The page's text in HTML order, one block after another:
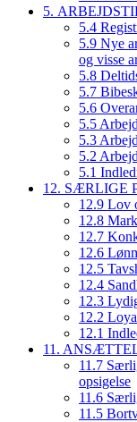
5.
5.4
5.9 Nye
og visse
5.8
5.7
5.6
5.5
5.3
5.2
5.1
12. SÆRLIGE
12.9 Lov
12.8
12.7
12.6
12.5
12.4
12.3
12.2
12.1
11.
11.7
opsigelse
11.6
11.5